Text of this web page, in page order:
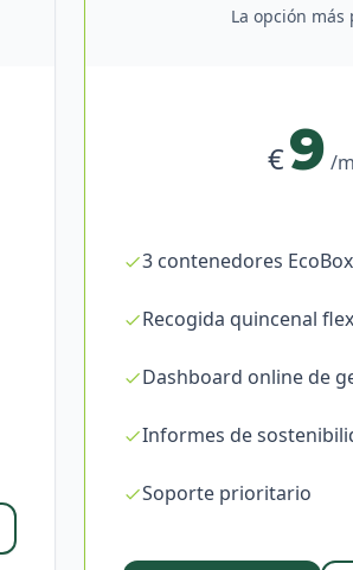
La opción más
€9 /
3 contenedores EcoBox
Recogida quincenal
Dashboard online de
Informes de
Soporte prioritario